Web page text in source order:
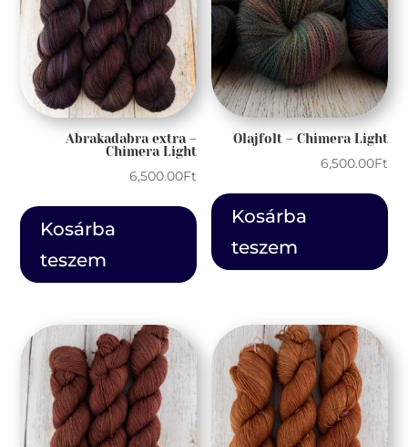
Abrakadabra extra –
Chimera Light
6,500.00Ft
Kosárba
teszem
Olajfolt – Chimera Light
6,500.00Ft
Kosárba
teszem